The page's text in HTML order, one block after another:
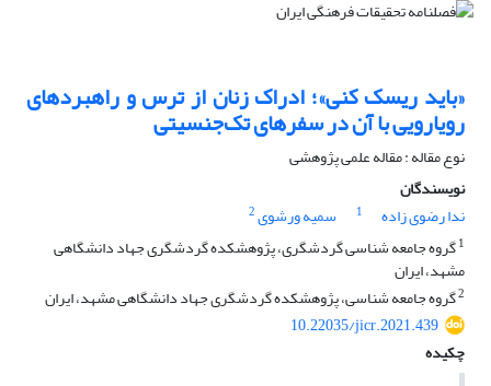
«باید ریسک کنی»؛ ادراک زنان از ترس و راهبردهای
رویارویی با آن در سفرهای تک‌جنسیتی
نوع مقاله : مقاله علمی پژوهشی
نویسندگان
ندا رضوی زاده
1 سمیه ورشوی2
1گروه جامعه شناسی گردشگری، پژوهشکده گردشگری جهاد دانشگاهی
مشهد، ایران
2گروه جامعه شناسی، پژوهشکده گردشگری جهاد دانشگاهی مشهد، ایران
10.22035/jicr.2021.439
چکیده